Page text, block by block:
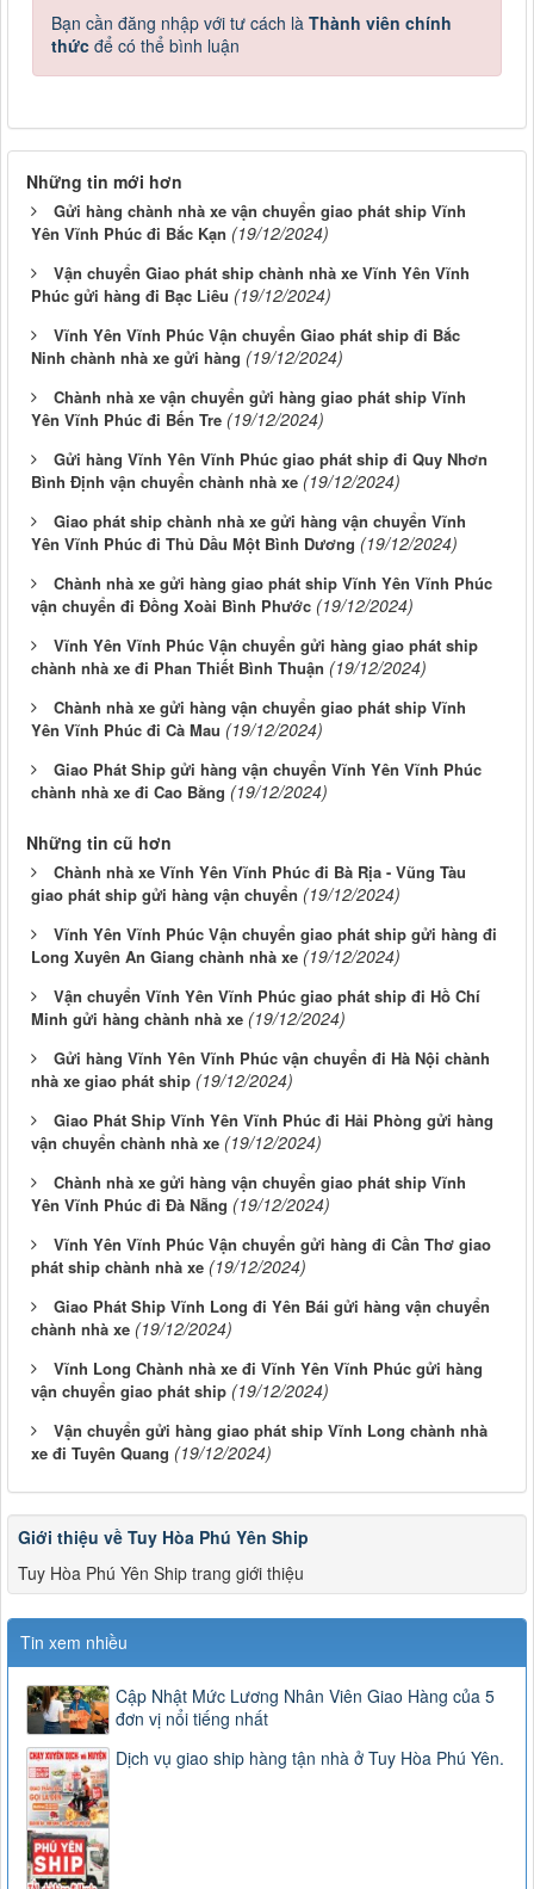
Bạn cần đăng nhập với tư cách là Thành viên chính
thức để có thể bình luận
Những tin mới hơn
Gửi hàng chành nhà xe vận chuyển giao phát ship Vĩnh
Yên Vĩnh Phúc đi Bắc Kạn (19/12/2024)
Vận chuyển Giao phát ship chành nhà xe Vĩnh Yên Vĩnh
Phúc gửi hàng đi Bạc Liêu (19/12/2024)
Vĩnh Yên Vĩnh Phúc Vận chuyển Giao phát ship đi Bắc
Ninh chành nhà xe gửi hàng (19/12/2024)
Chành nhà xe vận chuyển gửi hàng giao phát ship Vĩnh
Yên Vĩnh Phúc đi Bến Tre (19/12/2024)
Gửi hàng Vĩnh Yên Vĩnh Phúc giao phát ship đi Quy Nhơn
Bình Định vận chuyển chành nhà xe (19/12/2024)
Giao phát ship chành nhà xe gửi hàng vận chuyển Vĩnh
Yên Vĩnh Phúc đi Thủ Dầu Một Bình Dương (19/12/2024)
Chành nhà xe gửi hàng giao phát ship Vĩnh Yên Vĩnh Phúc
vận chuyển đi Đồng Xoài Bình Phước (19/12/2024)
Vĩnh Yên Vĩnh Phúc Vận chuyển gửi hàng giao phát ship
chành nhà xe đi Phan Thiết Bình Thuận (19/12/2024)
Chành nhà xe gửi hàng vận chuyển giao phát ship Vĩnh
Yên Vĩnh Phúc đi Cà Mau (19/12/2024)
Giao Phát Ship gửi hàng vận chuyển Vĩnh Yên Vĩnh Phúc
chành nhà xe đi Cao Bằng (19/12/2024)
Những tin cũ hơn
Chành nhà xe Vĩnh Yên Vĩnh Phúc đi Bà Rịa - Vũng Tàu
giao phát ship gửi hàng vận chuyển (19/12/2024)
Vĩnh Yên Vĩnh Phúc Vận chuyển giao phát ship gửi hàng đi
Long Xuyên An Giang chành nhà xe (19/12/2024)
Vận chuyển Vĩnh Yên Vĩnh Phúc giao phát ship đi Hồ Chí
Minh gửi hàng chành nhà xe (19/12/2024)
Gửi hàng Vĩnh Yên Vĩnh Phúc vận chuyển đi Hà Nội chành
nhà xe giao phát ship (19/12/2024)
Giao Phát Ship Vĩnh Yên Vĩnh Phúc đi Hải Phòng gửi hàng
vận chuyển chành nhà xe (19/12/2024)
Chành nhà xe gửi hàng vận chuyển giao phát ship Vĩnh
Yên Vĩnh Phúc đi Đà Nẵng (19/12/2024)
Vĩnh Yên Vĩnh Phúc Vận chuyển gửi hàng đi Cần Thơ giao
phát ship chành nhà xe (19/12/2024)
Giao Phát Ship Vĩnh Long đi Yên Bái gửi hàng vận chuyển
chành nhà xe (19/12/2024)
Vĩnh Long Chành nhà xe đi Vĩnh Yên Vĩnh Phúc gửi hàng
vận chuyển giao phát ship (19/12/2024)
Vận chuyển gửi hàng giao phát ship Vĩnh Long chành nhà
xe đi Tuyên Quang (19/12/2024)
Giới thiệu về Tuy Hòa Phú Yên Ship
Tuy Hòa Phú Yên Ship trang giới thiệu
Tin xem nhiều
Cập Nhật Mức Lương Nhân Viên Giao Hàng của 5
đơn vị nổi tiếng nhất
Dịch vụ giao ship hàng tận nhà ở Tuy Hòa Phú Yên.